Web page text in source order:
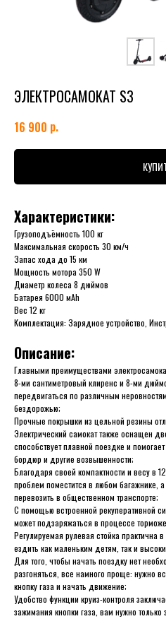
ЭЛЕКТРОСАМОКАТ S3
16 900 р.
Характеристики:
Грузоподъёмность 100 кг
Максимальная скорость 30 км/ч
Запас хода до 15 км
Мощность мотора 350 W
Диаметр колеса 8 дюймов
Батарея 6000 мАh
Вес 12 кг
Комплектация: Зарядное устройство,
Описание:
Главными преимуществами
8-ми сантиметровый клиренс и 8-ми
передвигаться по различным
бездорожью;
Прочные покрышки из цельной резины
Электрический самокат также оснащен
способствует плавной поездке и
бордюр и другие возвышенности;
Благодаря своей компактности и весу в
проблем поместится в любом багажнике,
перевозить в общественном транспорте;
С помощью встроенной рекуперативной
может подзаряжаться в процессе
Регулируемая рулевая стойка практична
ездить как маленьким детям, так и
Для того, чтобы начать поездку нет
разгоняться, все намного проще: нужно
кнопку газа и начать движение;
Удобство функции круиз-контроля
зажимания кнопки газа, вам нужно